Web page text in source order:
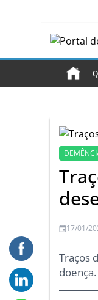
17/01/
Traços
doença.